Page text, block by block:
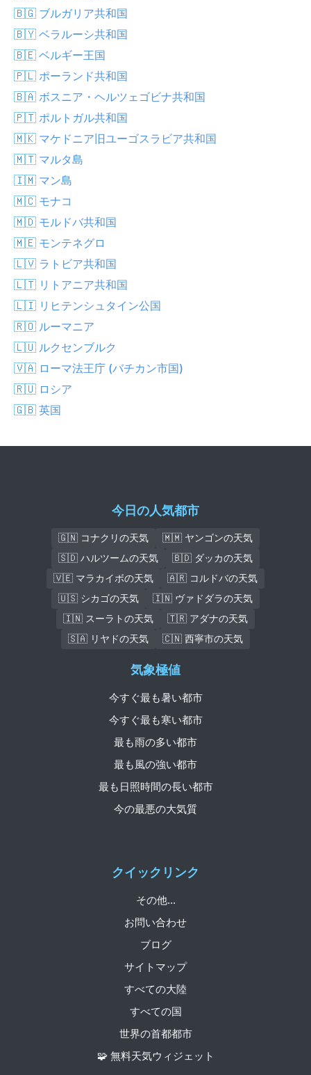
🇧🇬 ブルガリア共和国
🇧🇾 ベラルーシ共和国
🇧🇪 ベルギー王国
🇵🇱 ポーランド共和国
🇧🇦 ボスニア・ヘルツェゴビナ共和国
🇵🇹 ポルトガル共和国
🇲🇰 マケドニア旧ユーゴスラビア共和国
🇲🇹 マルタ島
🇮🇲 マン島
🇲🇨 モナコ
🇲🇩 モルドバ共和国
🇲🇪 モンテネグロ
🇱🇻 ラトビア共和国
🇱🇹 リトアニア共和国
🇱🇮 リヒテンシュタイン公国
🇷🇴 ルーマニア
🇱🇺 ルクセンブルク
🇻🇦 ローマ法王庁 (バチカン市国)
🇷🇺 ロシア
🇬🇧 英国
今日の人気都市
🇬🇳 コナクリの天気
🇲🇲 ヤンゴンの天気
🇸🇩 ハルツームの天気
🇧🇩 ダッカの天気
🇻🇪 マラカイボの天気
🇦🇷 コルドバの天気
🇺🇸 シカゴの天気
🇮🇳 ヴァドダラの天気
🇮🇳 スーラトの天気
🇹🇷 アダナの天気
🇸🇦 リヤドの天気
🇨🇳 西寧市の天気
クイックリンク
その他...
お問い合わせ
ブログ
サイトマップ
すべての大陸
すべての国
世界の首都都市
🧩 無料天気ウィジェット
気象極値
今すぐ最も暑い都市
今すぐ最も寒い都市
最も雨の多い都市
最も風の強い都市
最も日照時間の長い都市
今の最悪の大気質